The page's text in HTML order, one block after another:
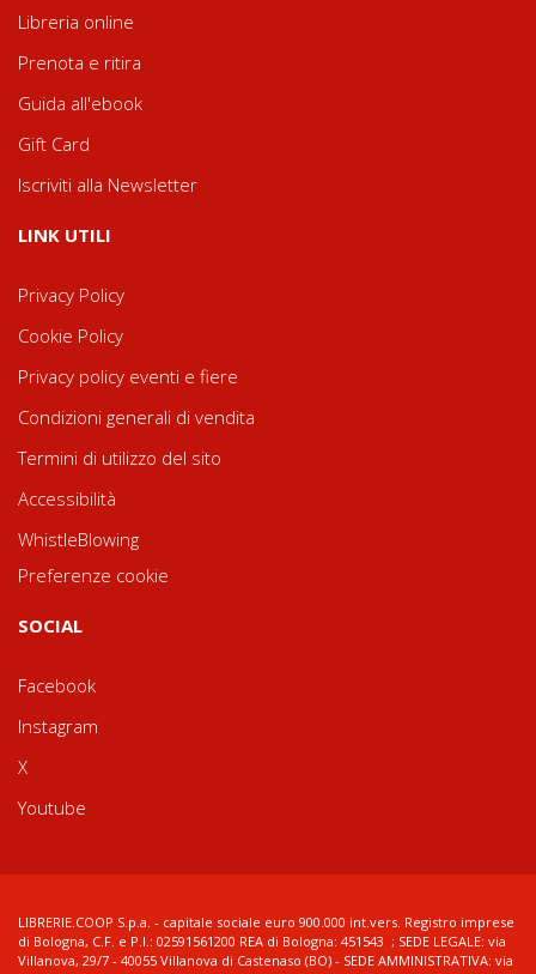
Libreria online
Prenota e ritira
Guida all'ebook
Gift Card
Iscriviti alla Newsletter
LINK UTILI
Privacy Policy
Cookie Policy
Privacy policy eventi e fiere
Condizioni generali di vendita
Termini di utilizzo del sito
Accessibilità
WhistleBlowing
Preferenze cookie
SOCIAL
Facebook
Instagram
X
Youtube
LIBRERIE.COOP S.p.a. - capitale sociale euro 900.000 int.vers. Registro imprese
di Bologna, C.F. e P.I.: 02591561200 REA di Bologna: 451543 ; SEDE LEGALE: via
Villanova, 29/7 - 40055 Villanova di Castenaso (BO) - SEDE AMMINISTRATIVA: via